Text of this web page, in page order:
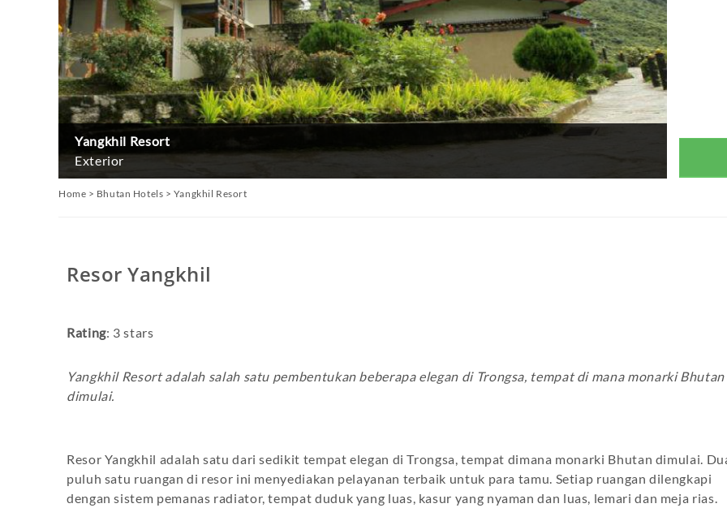
Yangkhil Resort
Exterior
Home > Bhutan Hotels > Yangkhil Resort
Resor Yangkhil
Rating: 3 stars
Yangkhil Resort adalah salah satu pembentukan beberapa elegan di Trongsa, tempat di mana monarki Bhutan
dimulai.
Resor Yangkhil adalah satu dari sedikit tempat elegan di Trongsa, tempat dimana monarki Bhutan dimulai.
puluh satu ruangan di resor ini menyediakan pelayanan terbaik untuk para tamu. Setiap ruangan dilengkapi
dengan sistem pemanas radiator, tempat duduk yang luas, kasur yang nyaman dan luas, lemari dan meja rias.